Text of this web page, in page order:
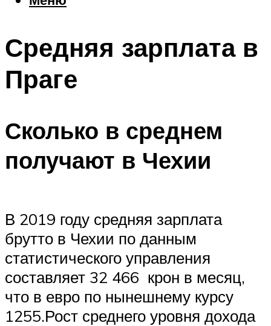
Шоппинг
Что посетить
Средняя зарплата в
Праге
Сколько в среднем
получают в Чехии
В 2019 году средняя зарплата
брутто в Чехии по данным
статистического управления
составляет 32 466 крон в месяц,
что в евро по нынешнему курсу
1255.Рост среднего уровня дохода